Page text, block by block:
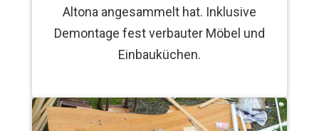
Altona angesammelt hat. Inklusive
Demontage fest verbauter Möbel und
Einbauküchen.